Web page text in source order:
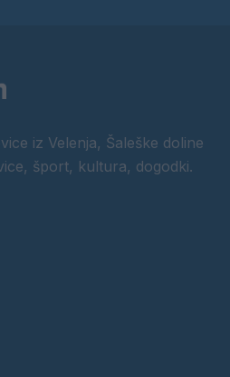
iz Velenja, Šaleške doline
šport, kultura, dogodki.